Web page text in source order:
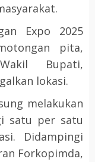
Expo 2025
pita,
Bupati,
lokasi.
melakukan
satu per satu
Didampingi
Forkopimda,